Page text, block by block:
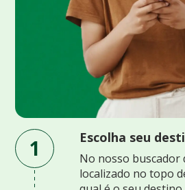
1 Escolha seu
No nosso buscador
localizado no topo